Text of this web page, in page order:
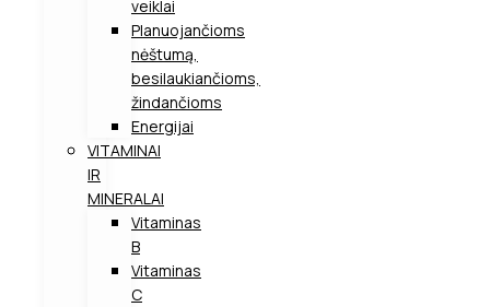
veiklai
Planuojančioms
nėštumą,
besilaukiančioms,
žindančioms
Energijai
VITAMINAI
IR
MINERALAI
Vitaminas
B
Vitaminas
C